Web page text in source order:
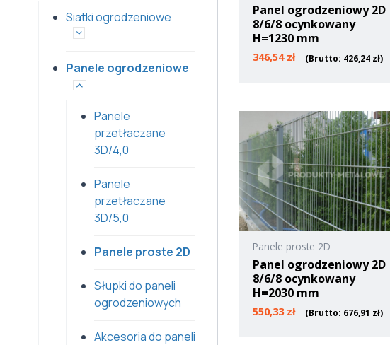
Siatki ogrodzeniowe
Panele ogrodzeniowe
Panele
przetłaczane
3D/4,0
Panele
przetłaczane
3D/5,0
Panele proste 2D
Słupki do paneli
ogrodzeniowych
Akcesoria do paneli
Panel ogrodzeniowy 2D
8/6/8 ocynkowany
H=1230 mm
346,54 zł (Brutto: 426,24 zł)
Panele proste 2D
Panel ogrodzeniowy 2D
8/6/8 ocynkowany
H=2030 mm
550,33 zł (Brutto: 676,91 zł)